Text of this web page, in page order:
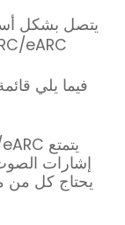
يتصل بشكل
فيما يلي
إشارات